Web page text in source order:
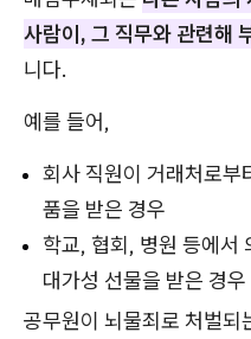
사람이, 그 직무와 관련해
니다.
예를 들어,
회사 직원이 거래처로부
품을 받은 경우
학교, 협회, 병원 등에서
대가성 선물을 받은 경우
공무원이 뇌물죄로 처벌되